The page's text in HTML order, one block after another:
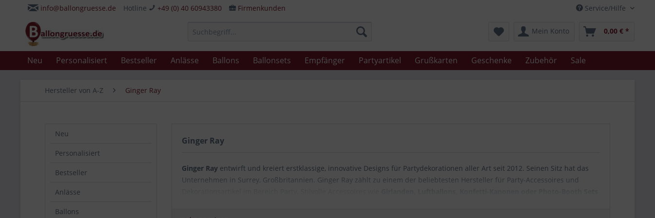
Service/Hilfe
info@ballongruesse.de Hotline +49 (0) 40 60943380 Firmenkunden
Mein Konto 0,00 € *
Neu Personalisiert Bestseller Anlässe Ballons Ballonsets Empfänger Partyartikel Grußkarten Geschenke Zubehör Sale
Hersteller von A-Z Ginger Ray
Neu
Personalisiert
Bestseller
Anlässe
Ballons
Ginger Ray
Ginger Ray entwirft und kreiert erstklassige, innovative Designs für Partydekorationen aller Art seit 2012. Seinen Sitz hat das
Unternehmen in Surrey, Großbritannien. Ginger Ray zählt zu einem der beliebtesten Hersteller für Party-Accessoires und